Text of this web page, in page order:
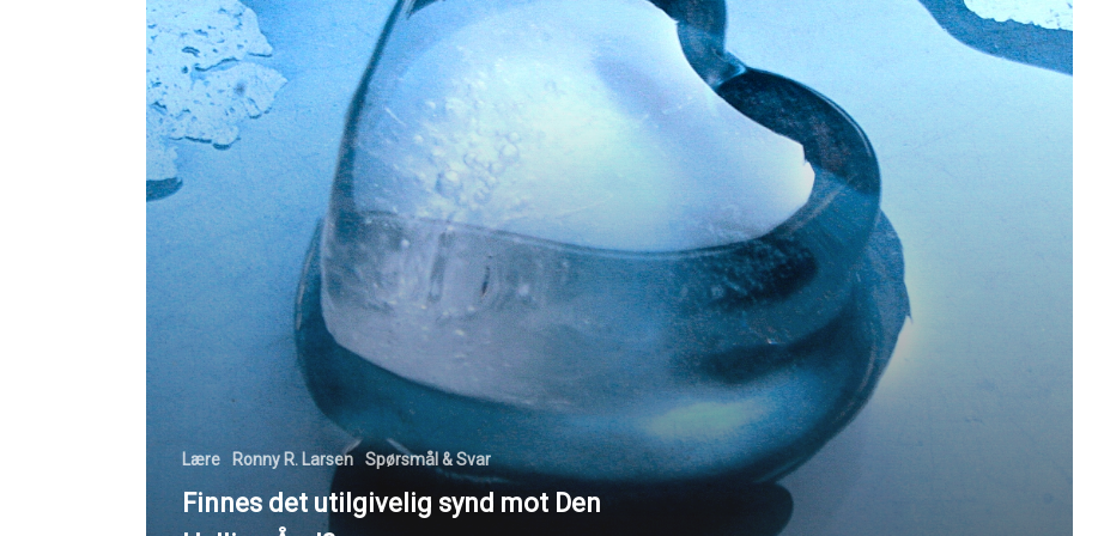
Lære Ronny R. Larsen Spørsmål & Svar
Finnes det utilgivelig synd mot Den